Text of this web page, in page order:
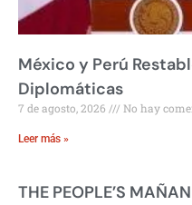
México y Perú
Diplomáticas
7 de agosto, 2026 No hay
Leer más »
THE PEOPLE’S